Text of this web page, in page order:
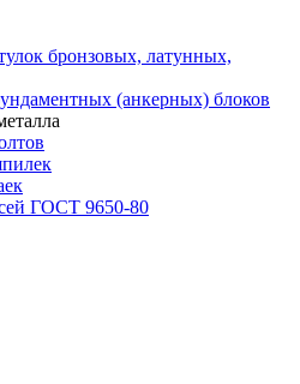
бронзовых, латунных,
(анкерных) блоков
ГОСТ 9650-80